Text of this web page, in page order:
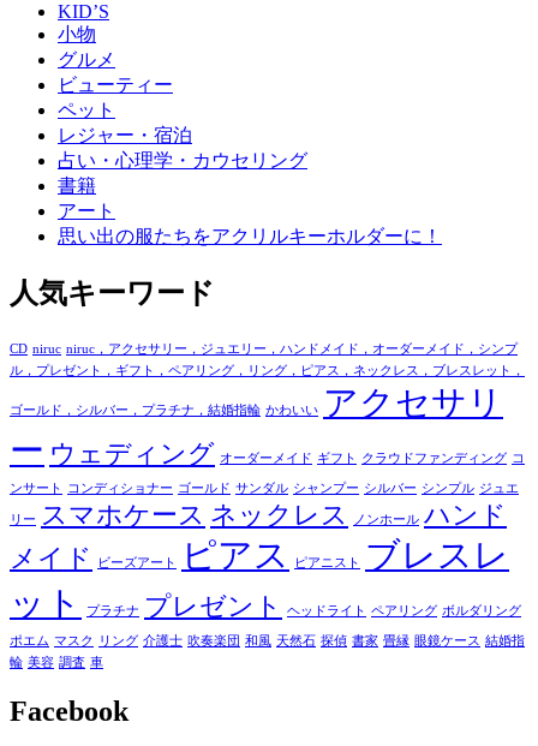
KID’S
小物
グルメ
ビューティー
ペット
レジャー・宿泊
占い・心理学・カウセリング
書籍
アート
思い出の服たちをアクリルキーホルダーに！
人気キーワード
CD niruc niruc，アクセサリー，ジュエリー，ハンドメイド，オーダーメイド，シンプ
ル，プレゼント，ギフト，ペアリング，リング，ピアス，ネックレス，ブレスレット，
ゴールド，シルバー，プラチナ，結婚指輪 かわいい
アクセサリ
ー ウェディング オーダーメイド ギフト クラウドファンディング コ
ンサート コンディショナー ゴールド サンダル シャンプー シルバー シンプル ジュエ
リー スマホケース ネックレス ノンホール ハンド
メイド
ビーズアート ピアス ピアニスト
ブレスレ
ット
プラチナ プレゼント ヘッドライト ペアリング ボルダリング
ポエム マスク リング 介護士 吹奏楽団 和風 天然石 探偵 書家 畳縁 眼鏡ケース 結婚指
輪 美容 調査 車
Facebook